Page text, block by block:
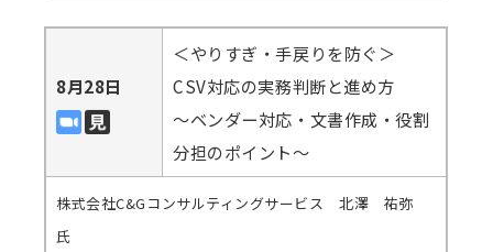
8月28日
＜やりすぎ・手戻りを防ぐ＞
CSV対応の実務判断と進め方
～ベンダー対応・文書作成・役割
分担のポイント～
株式会社C&Gコンサルティングサービス 北澤 祐弥
氏